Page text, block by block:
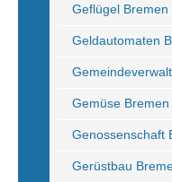
Geflügel Bremen
Geldautomaten
Gemüse
Genossenschaft
Gerüstbau